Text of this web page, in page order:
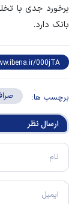
برخورد جدی با
بانک دارد.
برچسب ها:
ارسال‌ نظر